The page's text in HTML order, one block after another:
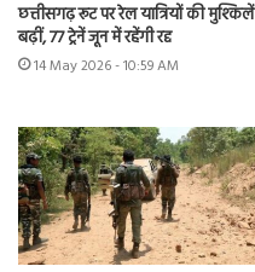
छत्तीसगढ़ रूट पर रेल यात्रियों की मुश्किलें
बढ़ीं, 77 ट्रेनें जून में रहेंगी रद्द
14 May 2026 - 10:59 AM